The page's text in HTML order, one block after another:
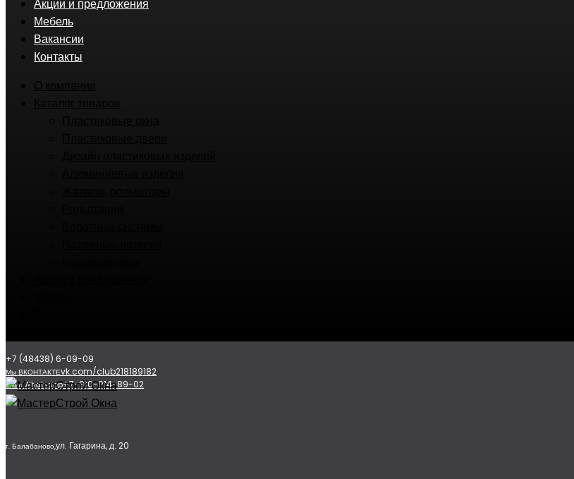
Акции и предложения
Мебель
Вакансии
Контакты
+7 (48438) 6-09-09
Мы ВКОНТАКТЕvk.com/club218189182
Мы в Whatsapp+7-910-914-89-02
г. Балабаново,ул. Гагарина, д. 20